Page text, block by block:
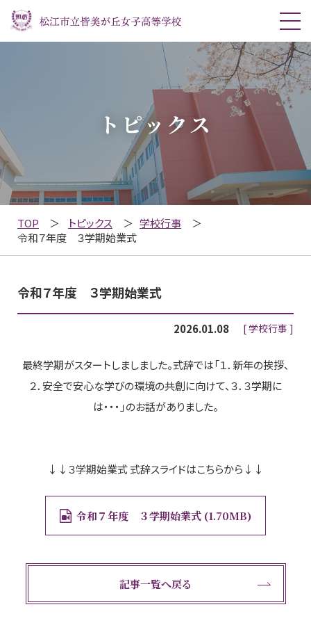
トピックス
TOP トピックス
学校行事
令和７年度 ３学期始業式
令和７年度 ３学期始業式
2026.01.08 学校行事
最終学期がスタートしましました。式辞では「１．新年の挨拶、
２．安全で安心な学びの環境の共創に向けて、３．３学期に
は・・・」のお話がありました。
↓↓３学期始業式 式辞スライドはこちらから↓↓
令和７年度 ３学期始業式 1.70MB
記事一覧へ戻る